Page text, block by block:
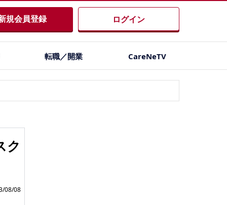
規会員登録 ログイン
転職／開業 CareNeTV
ク
08/08